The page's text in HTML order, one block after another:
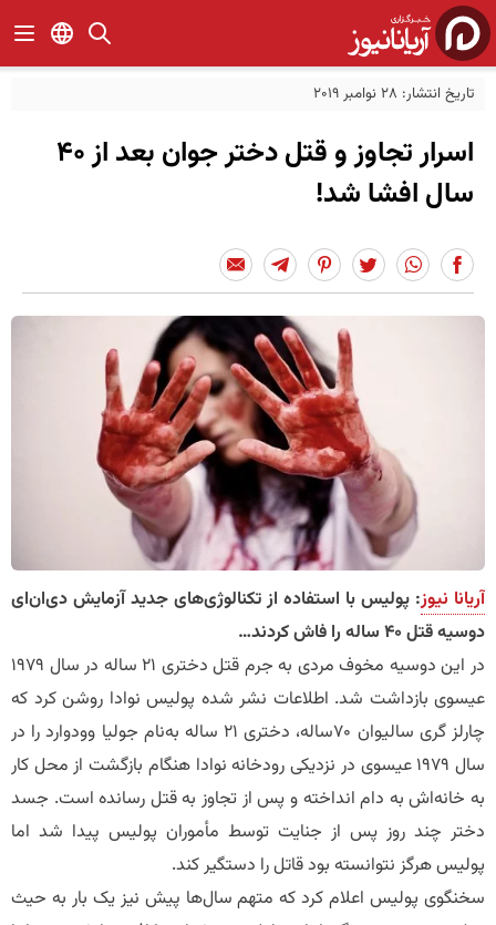
تاریخ انتشار: 28 نوامبر 2019
اسرار تجاوز و قتل دختر جوان بعد از 40
سال افشا شد!
آریانا نیوز: پولیس با استفاده از تکنالوژی‌های جدید آزمایش دی‌ان‌ای
دوسیه قتل 40 ساله را فاش کردند…
در این دوسیه مخوف مردی به جرم قتل دختری 21 ساله در سال 1979
عیسوی بازداشت شد. اطلاعات نشر شده پولیس نوادا روشن کرد که
چارلز گری سالیوان 70ساله، دختری 21 ساله به‌نام جولیا وودوارد را در
سال 1979 عیسوی در نزدیکی رودخانه نوادا هنگام بازگشت از محل کار
به خانه‌اش به دام انداخته و پس از تجاوز به قتل رسانده است. جسد
دختر چند روز پس‌ از جنایت توسط مأموران پولیس پیدا شد اما
پولیس هرگز نتوانسته بود قاتل را دستگیر کند.
سخنگوی پولیس اعلام کرد که متهم سال‌ها پیش نیز یک بار به‌ حیث